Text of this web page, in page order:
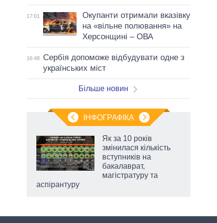
17:01
Окупанти отримали вказівку
на «вільне полювання» на
Херсонщині – ОВА
16:48
Сербія допоможе відбудувати одне з
українських міст
Більше новин
ІНФОГРАФІКА
Як за 10 років
змінилася кількість
вступників на
бакалаврат,
магістратуру та
аспірантуру